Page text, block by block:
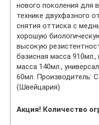
нового поколения для
технике двухфазного
снятия оттиска с
хорошую
высокую
базисная масса
масса 140мл.,
60мл. Производитель:
(Швейцария).
Акция! Количество